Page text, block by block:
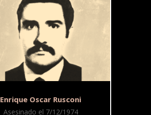
Enrique Oscar Rusconi
Asesinado el 7/12/1974